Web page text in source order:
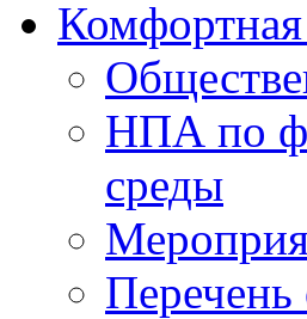
Комфортная
НПА по
среды